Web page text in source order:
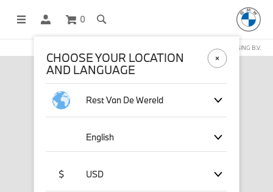
0
DEZE WEBSHOP WORDT BEHEERD DOOR STICHD SPORTMERCHANDISING B.V.
CHOOSE YOUR LOCATION
AND LANGUAGE
Rest Van De Wereld
English
$ USD